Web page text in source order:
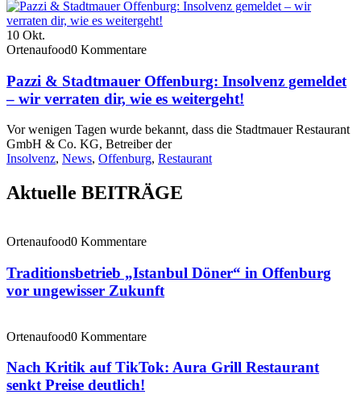
10 Okt.
Ortenaufood0 Kommentare
Pazzi & Stadtmauer Offenburg: Insolvenz gemeldet
– wir verraten dir, wie es weitergeht!
Vor wenigen Tagen wurde bekannt, dass die Stadtmauer Restaurant
GmbH & Co. KG, Betreiber der
Insolvenz, News, Offenburg, Restaurant
Aktuelle BEITRÄGE
Ortenaufood0 Kommentare
Traditionsbetrieb „Istanbul Döner“ in Offenburg
vor ungewisser Zukunft
Ortenaufood0 Kommentare
Nach Kritik auf TikTok: Aura Grill Restaurant
senkt Preise deutlich!